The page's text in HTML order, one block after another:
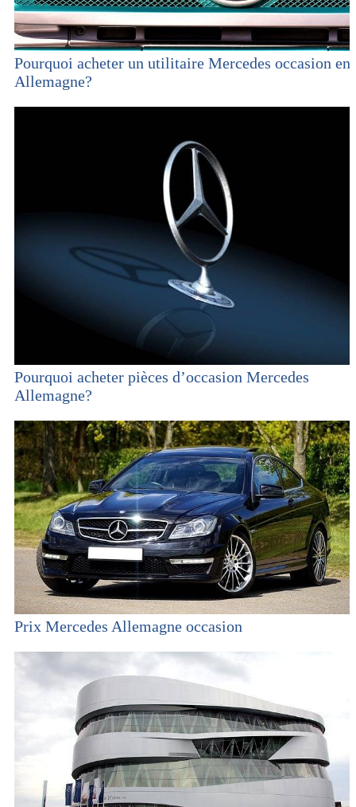
Pourquoi acheter un utilitaire Mercedes occasion en
Allemagne?
Pourquoi acheter pièces d’occasion Mercedes
Allemagne?
Prix Mercedes Allemagne occasion